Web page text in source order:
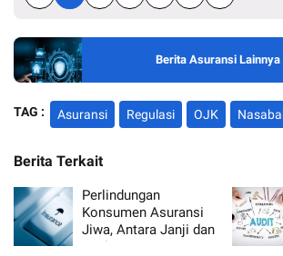
Berita Asuransi Lainnya
TAG : Asuransi Regulasi OJK
Berita Terkait
Perlindungan
Konsumen Asuransi
Jiwa, Antara Janji dan
Realita